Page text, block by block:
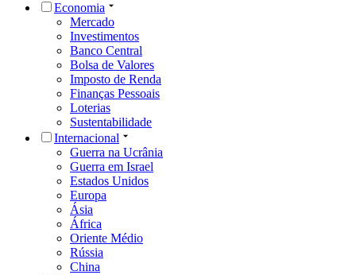
Economia
Mercado
Investimentos
Banco Central
Bolsa de Valores
Imposto de Renda
Finanças Pessoais
Loterias
Sustentabilidade
Internacional
Guerra na Ucrânia
Guerra em Israel
Estados Unidos
Europa
Ásia
África
Oriente Médio
Rússia
China